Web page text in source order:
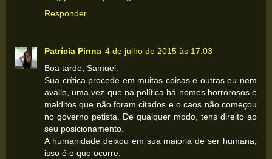
Responder
Patrícia Pinna 4 de julho de 2015 às 17:03
Boa tarde, Samuel.
Sua crítica procede em muitas coisas e outras eu nem
avalio, uma vez que na política há nomes horrorosos e
malditos que não foram citados e o caos não começou
no governo petista. De qualquer modo, tens direito ao
seu posicionamento.
A humanidade deixou em sua maioria de ser humana,
isso é o que ocorre.